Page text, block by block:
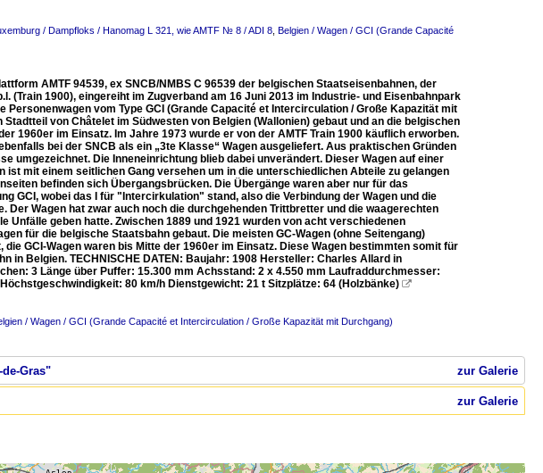
/ Dampfloks / Hanomag L 321, wie AMTF № 8 / ADI 8 Belgien / Wagen / GCI (Grande Capacité
AMTF 94539, ex SNCB/NMBS C 96539 der belgischen Staatseisenbahnen, der
(Train 1900), eingereiht im Zugverband am 16 Juni 2013 im Industrie- und Eisenbahnpark
vom Type GCI (Grande Capacité et Intercirculation / Große Kapazität mit
von Châtelet im Südwesten von Belgien (Wallonien) gebaut und an die belgischen
1960er im Einsatz. Im Jahre 1973 wurde er von der AMTF Train 1900 käuflich erworben.
bei der SNCB als ein „3te Klasse“ Wagen ausgeliefert. Aus praktischen Gründen
umgezeichnet. Die Inneneinrichtung blieb dabei unverändert. Dieser Wagen auf einer
mit einem seitlichen Gang versehen um in die unterschiedlichen Abteile zu gelangen
befinden sich Übergangsbrücken. Die Übergänge waren aber nur für das
GCI, wobei das I für "Intercirkulation" stand, also die Verbindung der Wagen und die
Wagen hat zwar auch noch die durchgehenden Trittbretter und die waagerechten
Unfälle geben hatte. Zwischen 1889 und 1921 wurden von acht verschiedenen
für die belgische Staatsbahn gebaut. Die meisten GC-Wagen (ohne Seitengang)
GCI-Wagen waren bis Mitte der 1960er im Einsatz. Diese Wagen bestimmten somit für
in Belgien. TECHNISCHE DATEN: Baujahr: 1908 Hersteller: Charles Allard in
3 Länge über Puffer: 15.300 mm Achsstand: 2 x 4.550 mm Laufraddurchmesser:
80 km/h Dienstgewicht: 21 t Sitzplätze: 64 (Holzbänke) 
/ Wagen / GCI (Grande Capacité et Intercirculation / Große Kapazität mit Durchgang)
zur Galerie
Gras"
zur Galerie